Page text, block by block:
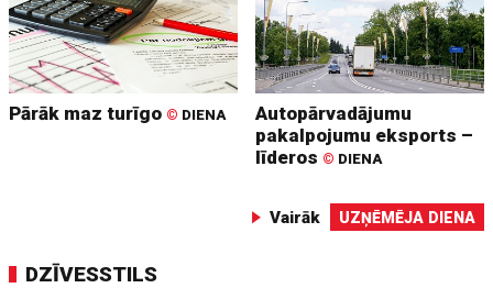
Pārāk maz turīgo © DIENA
Autopārvadājumu
pakalpojumu eksports –
līderos © DIENA
Vairāk UZŅĒMĒJA DIENA
DZĪVESSTILS